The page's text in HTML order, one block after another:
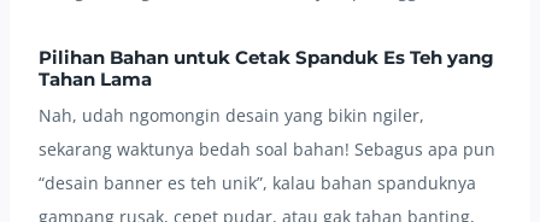
Pilihan Bahan untuk Cetak Spanduk Es Teh yang
Tahan Lama
Nah, udah ngomongin desain yang bikin ngiler,
sekarang waktunya bedah soal bahan! Sebagus apa pun
“desain banner es teh unik”, kalau bahan spanduknya
gampang rusak, cepet pudar, atau gak tahan banting,